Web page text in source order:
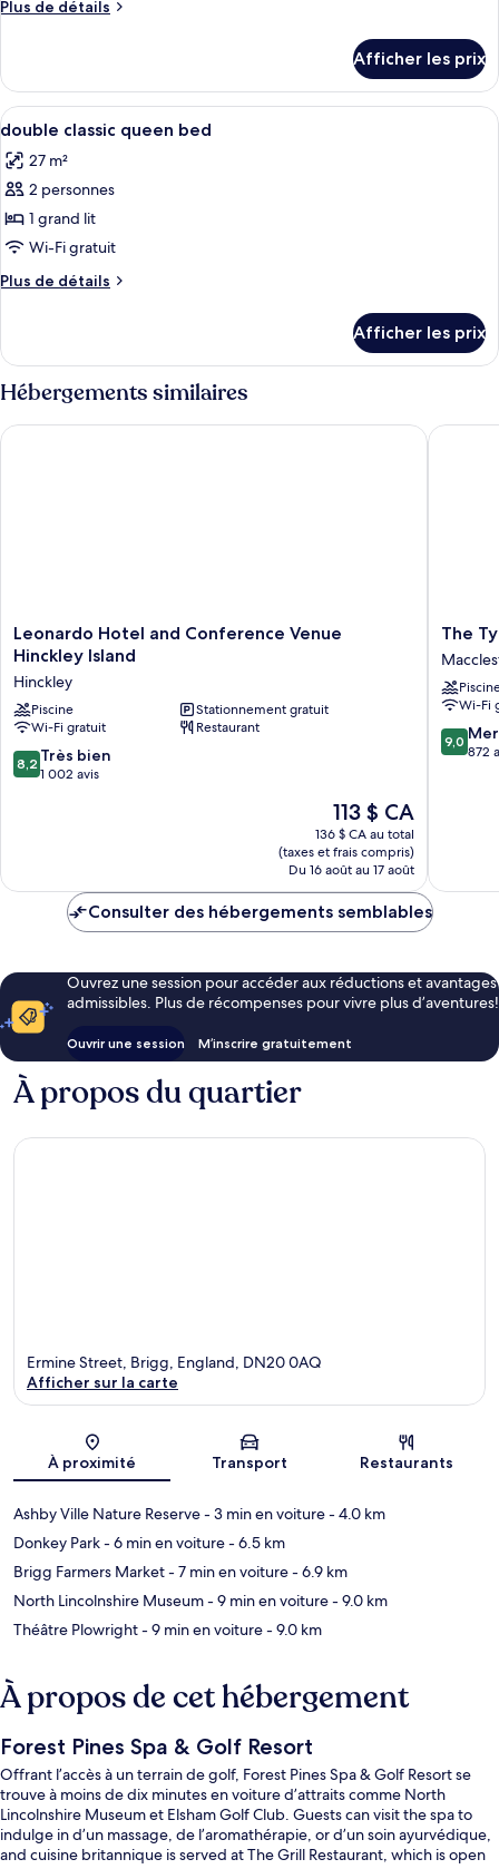
de
Classic
King
room
Plus de détails
Plus
Classic
King
room
Afficher les prix
Afficher
toutes
les
photos
pour
ce
type
de
double
classic
queen
bed
Une chambre d’hôtel avec un
3
double classic queen bed
27 m²
2 personnes
1 grand lit
Wi-Fi gratuit
Plus de détails
Plus
double
classic
queen
bed
Afficher les prix
Hébergements similaires
Leonardo
Hotel
Conference
Venue
Hinckley
Island
Hinckley
Leonardo Hotel and Conference Venue
Hinckley Island
Hinckley
Piscine
Stationnement gratuit
Wi-Fi gratuit
Restaurant
8.2
sur
8,2 Très bien
1 002 avis
Le
prix
est
de
113 $ CA
113 $ CA
136 $ CA au total
(taxes et frais compris)
Du 16 août au 17 août
Leonardo Hotel and Conference Venue Hinckley Island
The
The
Wi-Fi
9.0
sur
9,0
872
The
Consulter des hébergements semblables
Ouvrez une session pour accéder aux réductions et avantages
admissibles. Plus de récompenses pour vivre plus d’aventures!
Ouvrir une session M’inscrire gratuitement
À propos du quartier
Carte
Ermine Street, Brigg, England, DN20 0AQ
Afficher sur la carte
À proximité Transport Restaurants
Ashby Ville Nature Reserve- 3 min en voiture- 4.0 km
Donkey Park- 6 min en voiture- 6.5 km
Brigg Farmers Market- 7 min en voiture- 6.9 km
North Lincolnshire Museum- 9 min en voiture- 9.0 km
Théâtre Plowright- 9 min en voiture- 9.0 km
À propos de cet hébergement
Forest Pines Spa & Golf Resort
Offrant l’accès à un terrain de golf, Forest Pines Spa & Golf Resort se
trouve à moins de dix minutes en voiture d’attraits comme North
Lincolnshire Museum et Elsham Golf Club. Guests can visit the spa to
indulge in d’un massage, de l’aromathérapie, or d’un soin ayurvédique,
and cuisine britannique is served at The Grill Restaurant, which is open